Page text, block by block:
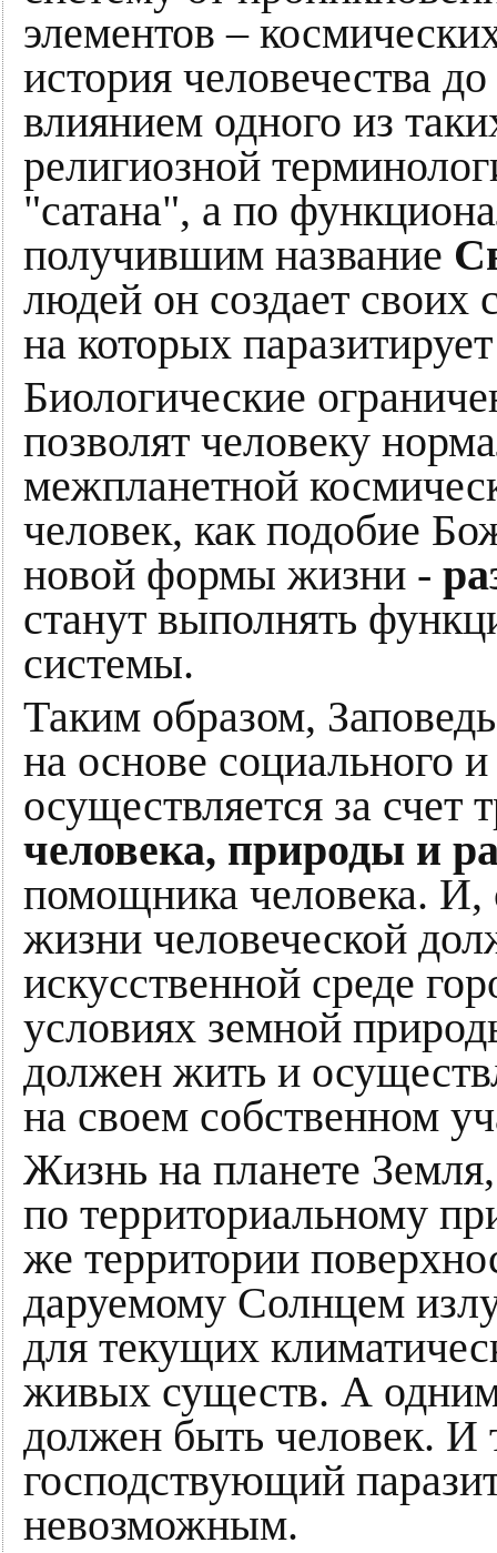
элементов –
история человечества
влиянием одного из
религиозной
"сатана", а по
получившим название
людей он создает своих
на которых
Биологические
позволят человеку
межпланетной
человек, как подобие
новой формы жизни -
станут выполнять
системы.
Таким образом,
на основе социального
осуществляется за счет
человека, природы и
помощника человека. И,
жизни человеческой
искусственной среде
условиях земной
должен жить и
на своем собственном
Жизнь на планете
по территориальному
же территории
даруемому Солнцем
для текущих
живых существ. А
должен быть человек. И
господствующий
невозможным.